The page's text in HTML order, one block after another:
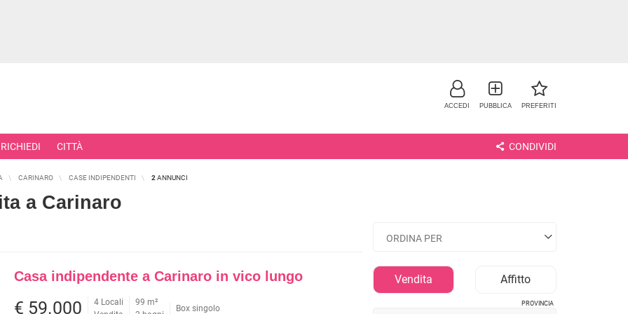
ACCEDI PUBBLICA PREFERITI
RICHIEDI CITTÀ CONDIVIDI
APPARTAMENTI ALL'ULTIMO PIANO
CARINARO CASE INDIPENDENTI 2 ANNUNCI
a Carinaro
Casa indipendente a Carinaro in vico lungo
€ 59.000
4 Locali
99 m²
Box singolo
Vendita Affitto
PROVINCIA